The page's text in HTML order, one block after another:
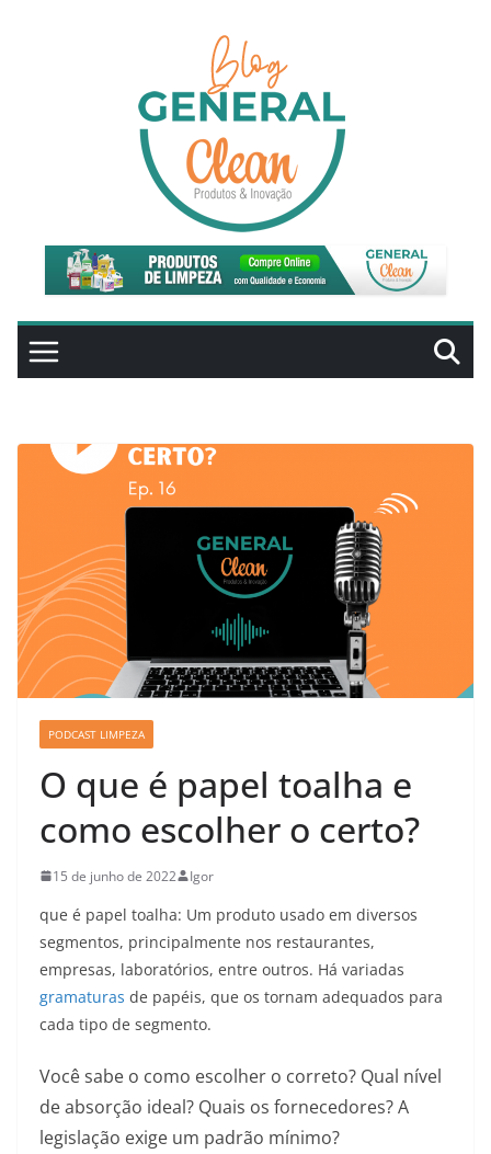
PODCAST LIMPEZA
O que é papel toalha e
como escolher o certo?
15 de junho de 2022 Igor
que é papel toalha: Um produto usado em diversos
segmentos, principalmente nos restaurantes,
empresas, laboratórios, entre outros. Há variadas
gramaturas de papéis, que os tornam adequados para
cada tipo de segmento.
Você sabe o como escolher o correto? Qual nível
de absorção ideal? Quais os fornecedores? A
legislação exige um padrão mínimo?